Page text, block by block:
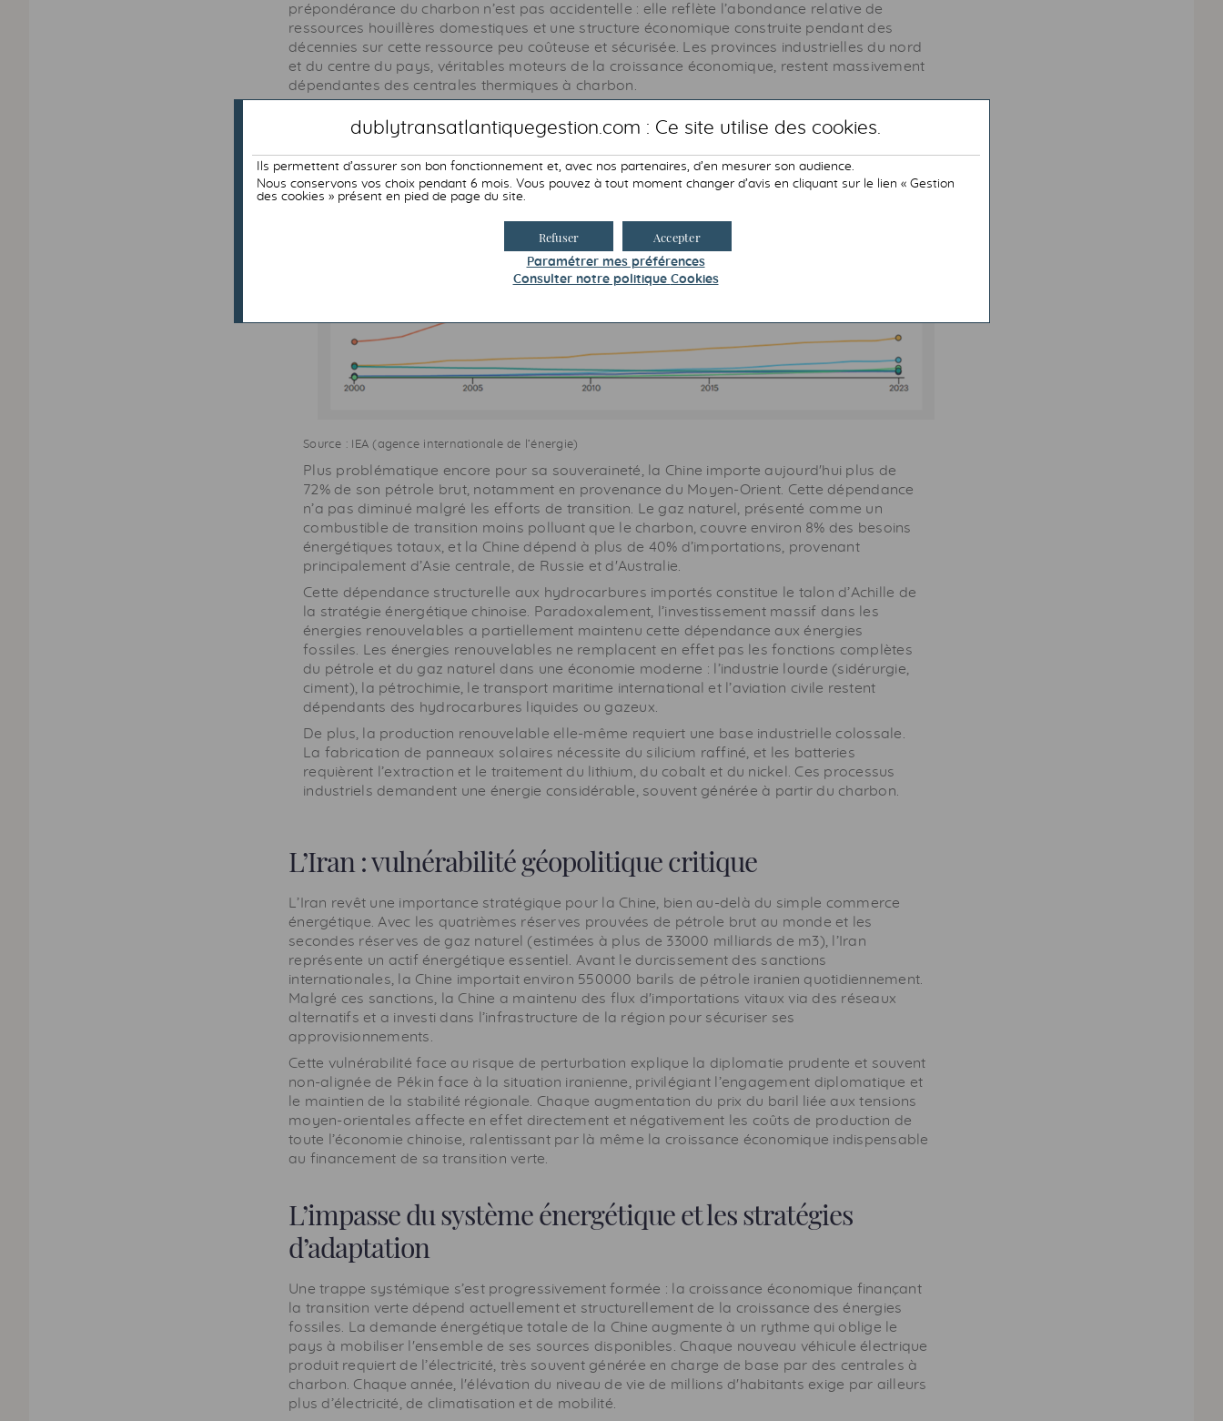
prépondérance du charbon n’est pas accidentelle : elle reflète l’abondance relative de
ressources houillères domestiques et une structure économique construite pendant des
décennies sur cette ressource peu coûteuse et sécurisée. Les provinces industrielles du nord
et du centre du pays, véritables moteurs de la croissance économique, restent massivement
dépendantes des centrales thermiques à charbon.
Evolution de l’approvisionnement total en énergie en Chine depuis 2020
Source : IEA (agence internationale de l’énergie)
Plus problématique encore pour sa souveraineté, la Chine importe aujourd'hui plus de
72% de son pétrole brut, notamment en provenance du Moyen-Orient. Cette dépendance
n’a pas diminué malgré les efforts de transition. Le gaz naturel, présenté comme un
combustible de transition moins polluant que le charbon, couvre environ 8% des besoins
énergétiques totaux, et la Chine dépend à plus de 40% d’importations, provenant
principalement d’Asie centrale, de Russie et d'Australie.
Cette dépendance structurelle aux hydrocarbures importés constitue le talon d’Achille de
la stratégie énergétique chinoise. Paradoxalement, l’investissement massif dans les
énergies renouvelables a partiellement maintenu cette dépendance aux énergies
fossiles. Les énergies renouvelables ne remplacent en effet pas les fonctions complètes
du pétrole et du gaz naturel dans une économie moderne : l’industrie lourde (sidérurgie,
ciment), la pétrochimie, le transport maritime international et l’aviation civile restent
dépendants des hydrocarbures liquides ou gazeux.
De plus, la production renouvelable elle-même requiert une base industrielle colossale.
La fabrication de panneaux solaires nécessite du silicium raffiné, et les batteries
requièrent l’extraction et le traitement du lithium, du cobalt et du nickel. Ces processus
industriels demandent une énergie considérable, souvent générée à partir du charbon.
L’Iran : vulnérabilité géopolitique critique
L’Iran revêt une importance stratégique pour la Chine, bien au-delà du simple commerce
énergétique. Avec les quatrièmes réserves prouvées de pétrole brut au monde et les
secondes réserves de gaz naturel (estimées à plus de 33000 milliards de m3), l’Iran
représente un actif énergétique essentiel. Avant le durcissement des sanctions
internationales, la Chine importait environ 550000 barils de pétrole iranien quotidiennement.
Malgré ces sanctions, la Chine a maintenu des flux d'importations vitaux via des réseaux
alternatifs et a investi dans l’infrastructure de la région pour sécuriser ses
approvisionnements.
Cette vulnérabilité face au risque de perturbation explique la diplomatie prudente et souvent
non-alignée de Pékin face à la situation iranienne, privilégiant l’engagement diplomatique et
le maintien de la stabilité régionale. Chaque augmentation du prix du baril liée aux tensions
moyen-orientales affecte en effet directement et négativement les coûts de production de
toute l’économie chinoise, ralentissant par là même la croissance économique indispensable
au financement de sa transition verte.
L’impasse du système énergétique et les stratégies
d’adaptation
Une trappe systémique s’est progressivement formée : la croissance économique finançant
la transition verte dépend actuellement et structurellement de la croissance des énergies
fossiles. La demande énergétique totale de la Chine augmente à un rythme qui oblige le
pays à mobiliser l'ensemble de ses sources disponibles. Chaque nouveau véhicule électrique
produit requiert de l’électricité, très souvent générée en charge de base par des centrales à
charbon. Chaque année, l'élévation du niveau de vie de millions d'habitants exige par ailleurs
plus d’électricité, de climatisation et de mobilité.
dublytransatlantiquegestion.com : Ce site utilise des cookies
Ils permettent d’assurer son bon fonctionnement et, avec nos partenaires, d’en mesurer son audience.
Nous conservons vos choix pendant 6 mois. Vous pouvez à tout moment changer d’avis en cliquant sur le lien « Gestion
des cookies » présent en pied de page du site.
Accepter
Refuser
Paramétrer mes préférences
Consulter notre politique Cookies